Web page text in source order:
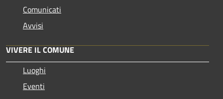
Comunicati
Avvisi
VIVERE IL COMUNE
Luoghi
Eventi